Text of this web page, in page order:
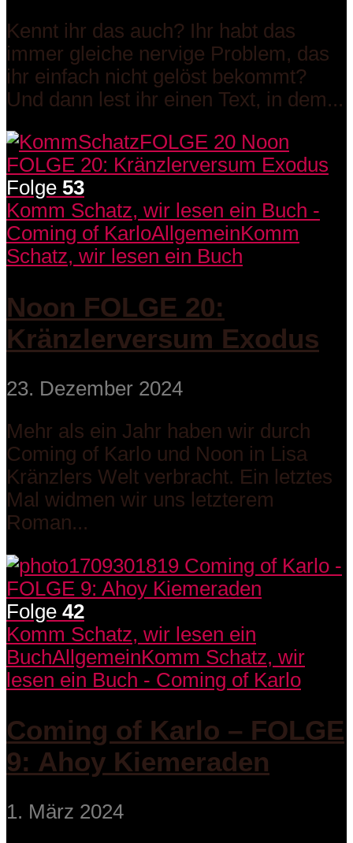
Kennt ihr das auch? Ihr habt das
immer gleiche nervige Problem, das
ihr einfach nicht gelöst bekommt?
Und dann lest ihr einen Text, in dem...
Folge 53
Komm Schatz, wir lesen ein Buch -
Coming of KarloAllgemeinKomm
Schatz, wir lesen ein Buch
Noon FOLGE 20:
Kränzlerversum Exodus
23. Dezember 2024
Mehr als ein Jahr haben wir durch
Coming of Karlo und Noon in Lisa
Kränzlers Welt verbracht. Ein letztes
Mal widmen wir uns letzterem
Roman...
Folge 42
Komm Schatz, wir lesen ein
BuchAllgemeinKomm Schatz, wir
lesen ein Buch - Coming of Karlo
Coming of Karlo – FOLGE
9: Ahoy Kiemeraden
1. März 2024